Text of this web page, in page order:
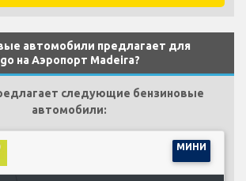
автомобили предлагает для
на Аэропорт Madeira?
следующие бензиновые
автомобили:
МИНИ